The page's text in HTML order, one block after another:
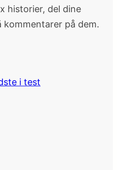
historier, del dine
kommentarer på dem.
i test